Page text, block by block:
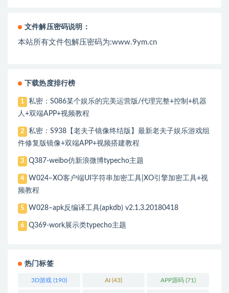
文件解压密码说明：
本站所有文件包解压密码为:www.9ym.cn
下载热度排行榜
1
私密：S086某个娱乐的完美运营版/代理完整+控制+机器
人+双端APP+视频教程
2
私密：S938【老夫子镜像终结版】最新老夫子娱乐游戏组
件修复版镜像+双端APP+视频搭建教程
3 Q387-weibo仿新浪微博typecho主题
4
W024–XO客户端UI字符串加密工具|XO引擎加密工具+视
频教程
5 W028–apk反编译工具(apkdb) v2.1.3.20180418
6 Q369-work展示类typecho主题
热门标签
3D游戏 (190) AI (43) APP源码(71)